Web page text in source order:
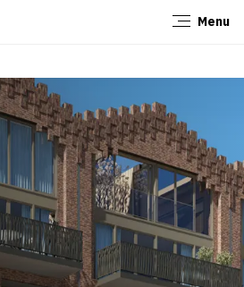
Menu
Sluiten